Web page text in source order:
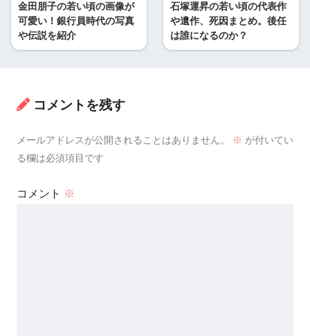
金田朋子の若い頃の画像が
可愛い！銀行員時代の写真
や伝説を紹介
石塚運昇の若い頃の代表作
や遺作、死因まとめ。後任
は誰になるのか？
コメントを残す
メールアドレスが公開されることはありません。 ※ が付いてい
る欄は必須項目です
コメント ※